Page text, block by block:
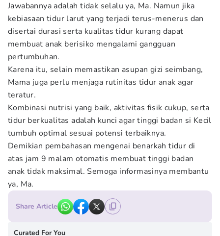
Jawabannya adalah tidak selalu ya, Ma. Namun jika
kebiasaan tidur larut yang terjadi terus-menerus dan
disertai durasi serta kualitas tidur kurang dapat
membuat anak berisiko mengalami gangguan
pertumbuhan.
Karena itu, selain memastikan asupan gizi seimbang,
Mama juga perlu menjaga rutinitas tidur anak agar
teratur.
Kombinasi nutrisi yang baik, aktivitas fisik cukup, serta
tidur berkualitas adalah kunci agar tinggi badan si Kecil
tumbuh optimal sesuai potensi terbaiknya.
Demikian pembahasan mengenai benarkah tidur di
atas jam 9 malam otomatis membuat tinggi badan
anak tidak maksimal. Semoga informasinya membantu
ya, Ma.
Share Article
Curated For You